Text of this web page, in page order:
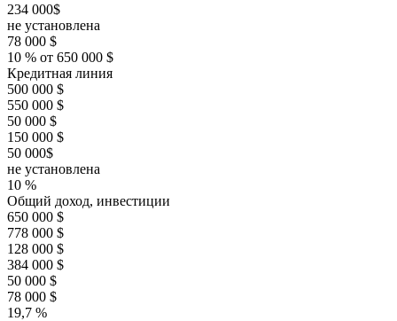
234 000$
не установлена
78 000 $
10 % от 650 000 $
Кредитная линия
500 000 $
550 000 $
50 000 $
150 000 $
50 000$
не установлена
10 %
Общий доход, инвестиции
650 000 $
778 000 $
128 000 $
384 000 $
50 000 $
78 000 $
19,7 %